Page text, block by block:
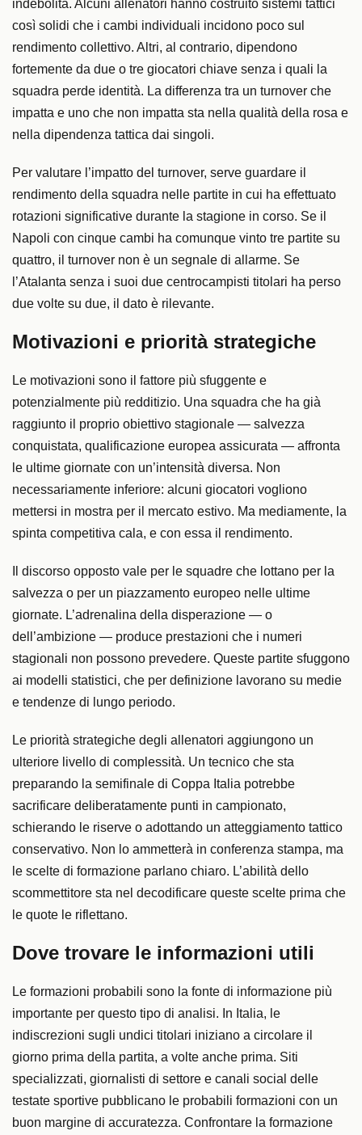
indebolita. Alcuni allenatori hanno costruito sistemi tattici
così solidi che i cambi individuali incidono poco sul
rendimento collettivo. Altri, al contrario, dipendono
fortemente da due o tre giocatori chiave senza i quali la
squadra perde identità. La differenza tra un turnover che
impatta e uno che non impatta sta nella qualità della rosa e
nella dipendenza tattica dai singoli.
Per valutare l’impatto del turnover, serve guardare il
rendimento della squadra nelle partite in cui ha effettuato
rotazioni significative durante la stagione in corso. Se il
Napoli con cinque cambi ha comunque vinto tre partite su
quattro, il turnover non è un segnale di allarme. Se
l’Atalanta senza i suoi due centrocampisti titolari ha perso
due volte su due, il dato è rilevante.
Motivazioni e priorità strategiche
Le motivazioni sono il fattore più sfuggente e
potenzialmente più redditizio. Una squadra che ha già
raggiunto il proprio obiettivo stagionale — salvezza
conquistata, qualificazione europea assicurata — affronta
le ultime giornate con un’intensità diversa. Non
necessariamente inferiore: alcuni giocatori vogliono
mettersi in mostra per il mercato estivo. Ma mediamente, la
spinta competitiva cala, e con essa il rendimento.
Il discorso opposto vale per le squadre che lottano per la
salvezza o per un piazzamento europeo nelle ultime
giornate. L’adrenalina della disperazione — o
dell’ambizione — produce prestazioni che i numeri
stagionali non possono prevedere. Queste partite sfuggono
ai modelli statistici, che per definizione lavorano su medie
e tendenze di lungo periodo.
Le priorità strategiche degli allenatori aggiungono un
ulteriore livello di complessità. Un tecnico che sta
preparando la semifinale di Coppa Italia potrebbe
sacrificare deliberatamente punti in campionato,
schierando le riserve o adottando un atteggiamento tattico
conservativo. Non lo ammetterà in conferenza stampa, ma
le scelte di formazione parlano chiaro. L’abilità dello
scommettitore sta nel decodificare queste scelte prima che
le quote le riflettano.
Dove trovare le informazioni utili
Le formazioni probabili sono la fonte di informazione più
importante per questo tipo di analisi. In Italia, le
indiscrezioni sugli undici titolari iniziano a circolare il
giorno prima della partita, a volte anche prima. Siti
specializzati, giornalisti di settore e canali social delle
testate sportive pubblicano le probabili formazioni con un
buon margine di accuratezza. Confrontare la formazione